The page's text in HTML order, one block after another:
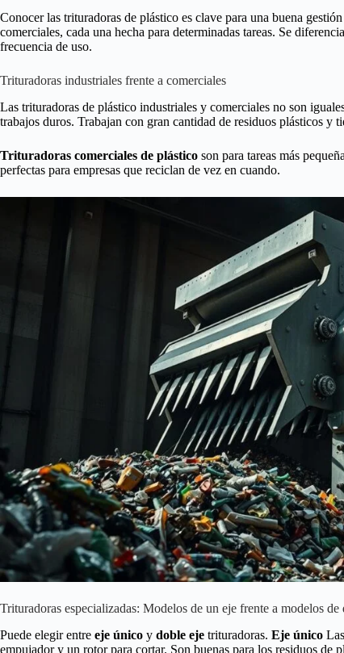
Conocer las trituradoras de plástico es clave para una buena
comerciales, cada una hecha para determinadas tareas. Se
frecuencia de uso.
Trituradoras industriales frente a comerciales
Las trituradoras de plástico industriales y comerciales no son
trabajos duros. Trabajan con gran cantidad de residuos plásticos y
Trituradoras comerciales de plástico son para tareas más
perfectas para empresas que reciclan de vez en cuando.
Trituradoras especializadas: Modelos de un eje frente a modelos de
Puede elegir entre eje único y doble eje trituradoras. Eje único
empujador y un rotor para cortar. Son buenas para los residuos de